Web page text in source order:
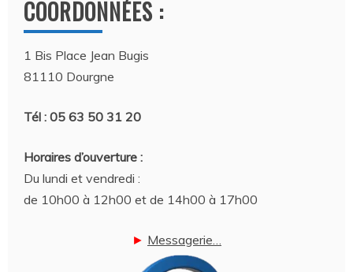
COORDONNÉES :
1 Bis Place Jean Bugis
81110 Dourgne
Tél : 05 63 50 31 20
Horaires d’ouverture :
Du lundi et vendredi :
de 10h00 à 12h00 et de 14h00 à 17h00
► Messagerie…